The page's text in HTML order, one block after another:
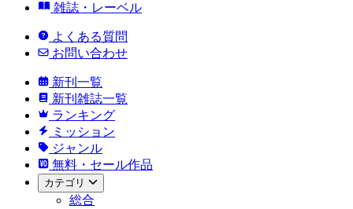
雑誌・レーベル
よくある質問
お問い合わせ
新刊一覧
新刊雑誌一覧
ランキング
ミッション
ジャンル
無料・セール作品
カテゴリ
総合